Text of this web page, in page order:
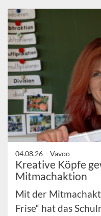
04.08.26 – Vavoo
Kreative Köpfe
Mitmachaktion
Mit der
Frise“ hat das